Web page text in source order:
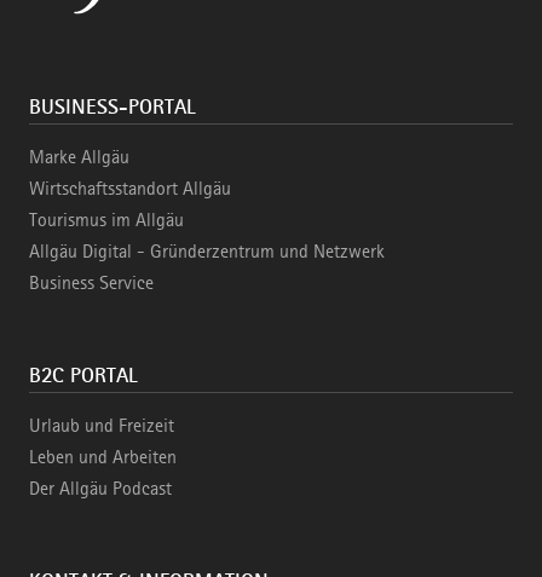
BUSINESS-PORTAL
Marke Allgäu
Wirtschaftsstandort Allgäu
Tourismus im Allgäu
Allgäu Digital - Gründerzentrum und Netzwerk
Business Service
B2C PORTAL
Urlaub und Freizeit
Leben und Arbeiten
Der Allgäu Podcast